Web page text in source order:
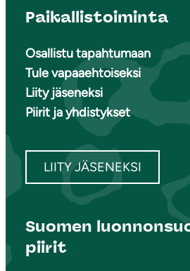
Paikallistoiminta
Osallistu tapahtumaan
Tule vapaaehtoiseksi
Liity jäseneksi
Piirit ja yhdistykset
LIITY JÄSENEKSI
Suomen
piirit